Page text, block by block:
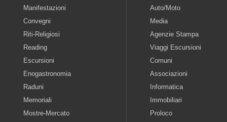
Manifestazioni
Convegni
Riti-Religiosi
Reading
Escursioni
Enogastronomia
Raduni
Memoriali
Mostre-Mercato
Auto/Moto
Media
Agenzie Stampa
Viaggi Escursioni
Comuni
Associazioni
Informatica
Immobiliari
Proloco